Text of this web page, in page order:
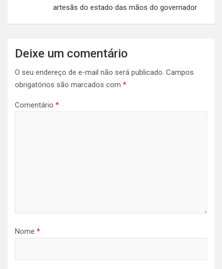
artesãs do estado das mãos do governador
Deixe um comentário
O seu endereço de e-mail não será publicado. Campos
obrigatórios são marcados com *
Comentário *
Nome *